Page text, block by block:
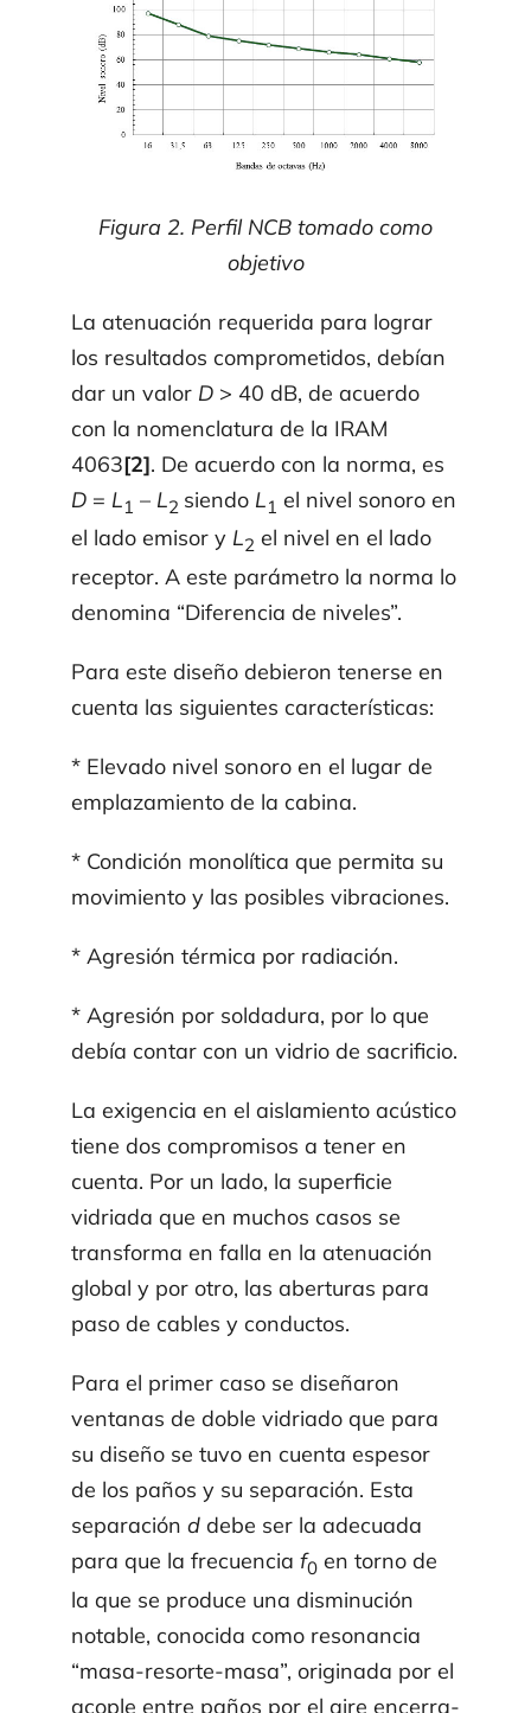
Figura 2. Perfil NCB tomado como
objetivo
La atenuación requerida para lograr
los resultados comprometidos, debían
dar un valor D> 40 dB, de acuerdo
con la nomenclatura de la IRAM
4063[2]. De acuerdo con la norma, es
D= L1 – L2 siendo L1 el nivel sonoro en
el lado emisor y L2 el nivel en el lado
receptor. A este parámetro la norma lo
de­nomina “Diferencia de niveles”.
Para este diseño debieron tenerse en
cuenta las siguientes características:
* Elevado nivel sonoro en el lugar de
emplazamiento de la cabina.
* Condición monolítica que permita su
movimiento y las posibles vibraciones.
* Agresión térmica por radiación.
* Agresión por soldadura, por lo que
debía contar con un vidrio de sacrificio.
La exigencia en el aislamiento acústico
tiene dos compromisos a tener en
cuenta. Por un lado, la superficie
vidriada que en muchos casos se
transforma en falla en la atenuación
glo­bal y por otro, las aberturas para
paso de cables y conductos.
Para el primer caso se diseñaron
ventanas de doble vidriado que para
su diseño se tuvo en cuenta espesor
de los paños y su separación. Esta
separación ddebe ser la ade­cuada
para que la frecuencia f0en torno de
la que se produce una disminución
notable, cono­cida como resonancia
“masa-resorte-masa”, originada por el
acople entre paños por el aire en­ce­rra­